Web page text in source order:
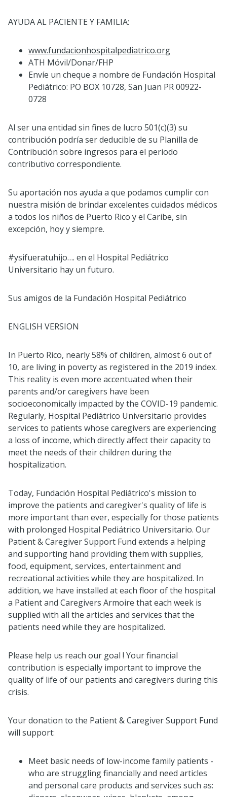
AYUDA AL PACIENTE Y FAMILIA:
www.fundacionhospitalpediatrico.org
ATH Móvil/Donar/FHP
Envíe un cheque a nombre de Fundación Hospital
Pediátrico: PO BOX 10728, San Juan PR 00922-
0728
Al ser una entidad sin fines de lucro 501(c)(3) su
contribución podría ser deducible de su Planilla de
Contribución sobre ingresos para el periodo
contributivo correspondiente.
Su aportación nos ayuda a que podamos cumplir con
nuestra misión de brindar excelentes cuidados médicos
a todos los niños de Puerto Rico y el Caribe, sin
excepción, hoy y siempre.
#ysifueratuhijo…. en el Hospital Pediátrico
Universitario hay un futuro.
Sus amigos de la Fundación Hospital Pediátrico
ENGLISH VERSION
In Puerto Rico, nearly 58% of children, almost 6 out of
10, are living in poverty as registered in the 2019 index.
This reality is even more accentuated when their
parents and/or caregivers have been
socioeconomically impacted by the COVID-19 pandemic.
Regularly, Hospital Pediátrico Universitario provides
services to patients whose caregivers are experiencing
a loss of income, which directly affect their capacity to
meet the needs of their children during the
hospitalization.
Today, Fundación Hospital Pediátrico's mission to
improve the patients and caregiver's quality of life is
more important than ever, especially for those patients
with prolonged Hospital Pediátrico Universitario. Our
Patient & Caregiver Support Fund extends a helping
and supporting hand providing them with supplies,
food, equipment, services, entertainment and
recreational activities while they are hospitalized. In
addition, we have installed at each floor of the hospital
a Patient and Caregivers Armoire that each week is
supplied with all the articles and services that the
patients need while they are hospitalized.
Please help us reach our goal ! Your financial
contribution is especially important to improve the
quality of life of our patients and caregivers during this
crisis.
Your donation to the Patient & Caregiver Support Fund
will support:
Meet basic needs of low-income family patients -
who are struggling financially and need articles
and personal care products and services such as: